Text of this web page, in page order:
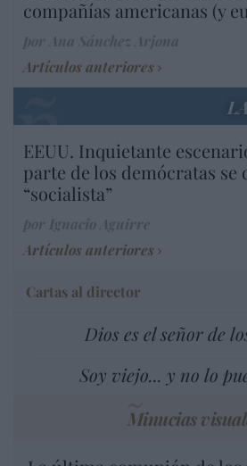
compañías americanas (y
Artículos anteriores
EEUU. Inquietante
parte de los demócratas se
“socialista”
Artículos anteriores
Cartas al director
Dios es el señor de
Soy viejo... y no lo
Minucias